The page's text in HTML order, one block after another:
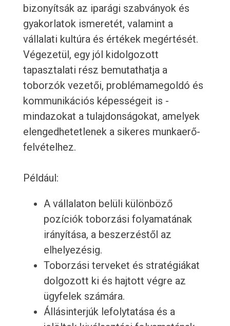
bizonyítsák az iparági szabványok és
gyakorlatok ismeretét, valamint a
vállalati kultúra és értékek megértését.
Végezetül, egy jól kidolgozott
tapasztalati rész bemutathatja a
toborzók vezetői, problémamegoldó és
kommunikációs képességeit is -
mindazokat a tulajdonságokat, amelyek
elengedhetetlenek a sikeres munkaerő-
felvételhez.
Például:
A vállalaton belüli különböző
pozíciók toborzási folyamatának
irányítása, a beszerzéstől az
elhelyezésig.
Toborzási terveket és stratégiákat
dolgozott ki és hajtott végre az
ügyfelek számára.
Állásinterjúk lefolytatása és a